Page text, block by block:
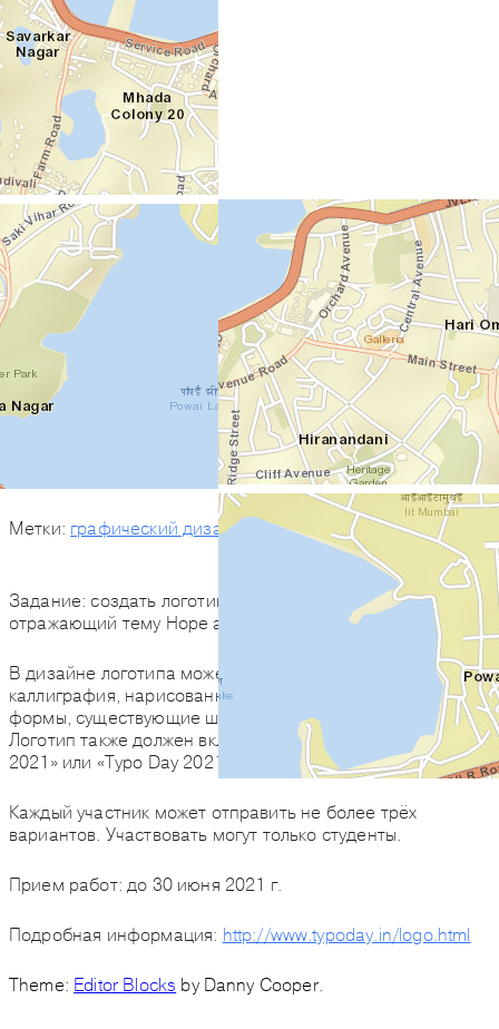
Дата / время
31/05/2021
Весь день
Место
IIT Bombay
Метки: графический дизайн дедлайн
Задание: создать логотип для Typography Day 2021,
отражающий тему Hope and Typography .
В дизайне логотипа может быть использована
каллиграфия, нарисованные на компьютере буквенные
формы, существующие шрифты или их комбинация.
Логотип также должен включать слова «Typography Day
2021» или «Typo Day 2021».
Каждый участник может отправить не более трёх
вариантов. Участвовать могут только студенты.
Прием работ: до 30 июня 2021 г.
Подробная информация: http://www.typoday.in/logo.html
Theme: Editor Blocks by Danny Cooper.